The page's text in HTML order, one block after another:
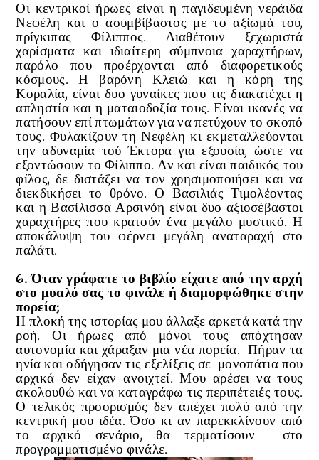
Οι κεντρικοί ήρωες είναι η παγιδευμένη νεράιδα
Νεφέλη και ο ασυμβίβαστος με το αξίωμά του,
πρίγκιπας Φίλιππος. Διαθέτουν ξεχωριστά
χαρίσματα και ιδιαίτερη σύμπνοια χαραχτήρων,
παρόλο που προέρχονται από διαφορετικούς
κόσμους. Η βαρόνη Κλειώ και η κόρη της
Κοραλία, είναι δυο γυναίκες που τις διακατέχει η
απληστία και η ματαιοδοξία τους. Είναι ικανές να
πατήσουν επί πτωμάτων για να πετύχουν το σκοπό
τους. Φυλακίζουν τη Νεφέλη κι εκμεταλλεύονται
την αδυναμία τού Έκτορα για εξουσία, ώστε να
εξοντώσουν το Φίλιππο. Αν και είναι παιδικός του
φίλος, δε διστάζει να τον χρησιμοποιήσει και να
διεκδικήσει το θρόνο. Ο Βασιλιάς Τιμολέοντας
και η Βασίλισσα Αρσινόη είναι δυο αξιοσέβαστοι
χαραχτήρες που κρατούν ένα μεγάλο μυστικό. Η
αποκάλυψη του φέρνει μεγάλη αναταραχή στο
παλάτι.
6. Όταν γράφατε το βιβλίο είχατε από την αρχή
στο μυαλό σας το φινάλε ή διαμορφώθηκε στην
πορεία;
Η πλοκή της ιστορίας μου άλλαξε αρκετά κατά την
ροή. Οι ήρωες από μόνοι τους απόχτησαν
αυτονομία και χάραξαν μια νέα πορεία. Πήραν τα
ηνία και οδήγησαν τις εξελίξεις σε μονοπάτια που
αρχικά δεν είχαν ανοιχτεί. Μου αρέσει να τους
ακολουθώ και να καταγράφω τις περιπέτειές τους.
Ο τελικός προορισμός δεν απέχει πολύ από την
κεντρική μου ιδέα. Όσο κι αν παρεκκλίνουν από
το αρχικό σενάριο, θα τερματίσουν στο
προγραμματισμένο φινάλε.